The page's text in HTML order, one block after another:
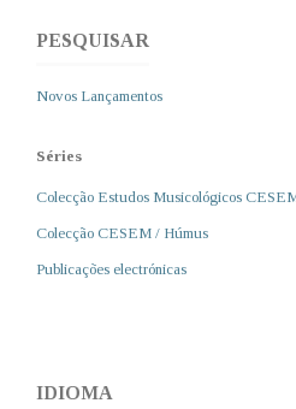
PESQUISAR
Novos Lançamentos
Séries
Colecção Estudos Musicológicos
Colecção CESEM / Húmus
Publicações electrónicas
IDIOMA